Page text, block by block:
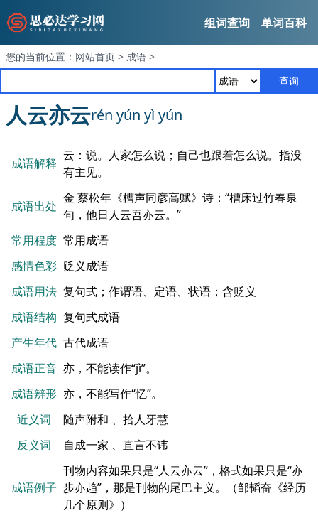
组词查询 单词百科
您的当前位置： 网站首页 > 成语 >
查询
人云亦云rén yún yì yún
成语解释
云：说。人家怎么说；自己也跟着怎么说。指没
有主见。
成语出处
金 蔡松年《槽声同彦高赋》诗：“槽床过竹春泉
句，他日人云吾亦云。”
常用程度 常用成语
感情色彩 贬义成语
成语用法 复句式；作谓语、定语、状语；含贬义
成语结构 复句式成语
产生年代 古代成语
成语正音 亦，不能读作“jì”。
成语辨形 亦，不能写作“忆”。
近义词
随声附和 、拾人牙慧
反义词
自成一家 、直言不讳
成语例子
刊物内容如果只是“人云亦云”，格式如果只是“亦
步亦趋”，那是刊物的尾巴主义。（邹韬奋《经历
几个原则》）